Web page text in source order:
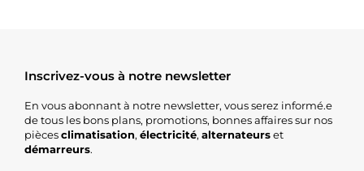
Inscrivez-vous à notre newsletter
En vous abonnant à notre newsletter, vous serez informé.e
de tous les bons plans, promotions, bonnes affaires sur nos
piècesclimatisation, électricité, alternateurset
démarreurs.